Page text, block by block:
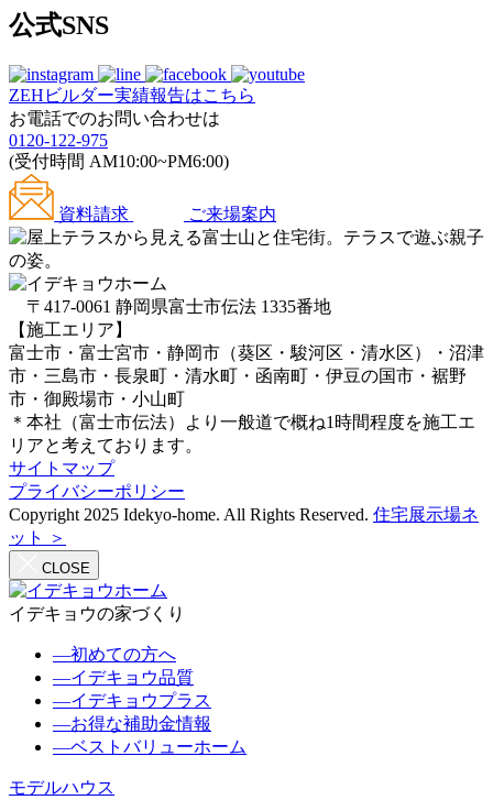
公式SNS
ZEHビルダー実績報告はこちら
お電話でのお問い合わせは
0120-122-975
(受付時間 AM10:00~PM6:00)
資料請求 ご来場案内
〒417-0061 静岡県富士市伝法 1335番地
【施工エリア】
富士市・富士宮市・静岡市（葵区・駿河区・清水区）・沼津
市・三島市・長泉町・清水町・函南町・伊豆の国市・裾野
市・御殿場市・小山町
＊本社（富士市伝法）より一般道で概ね1時間程度を施工エ
リアと考えております。
サイトマップ
プライバシーポリシー
Copyright 2025 Idekyo-home. All Rights Reserved. 住宅展示場ネ
ット ＞
CLOSE
イデキョウの家づくり
―初めての方へ
―イデキョウ品質
―イデキョウプラス
―お得な補助金情報
―ベストバリューホーム
モデルハウス